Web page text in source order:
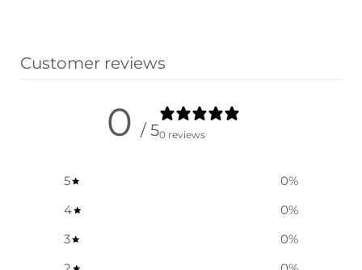
Customer reviews
0 / 50 reviews
5 0%
4
0%
3
0%